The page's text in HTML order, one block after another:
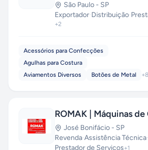
São Paulo - SP
Exportador·Distribuição·
+2
Acessórios para Confecções
Agulhas para Costura
Aviamentos Diversos
Botões de Metal +
ROMAK | Máquinas
José Bonifácio - SP
Revenda·Assistência Técnica·
Prestador de Serviços+1